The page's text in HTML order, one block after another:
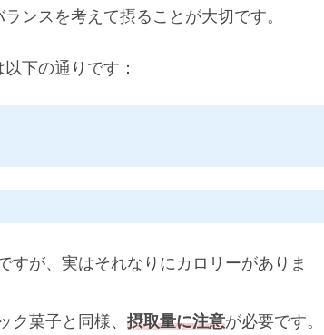
ンスを考えて摂ることが大切です。
以下の通りです：
すが、実はそれなりにカロリーがありま
ク菓子と同様、 摂取量に注意が必要です。